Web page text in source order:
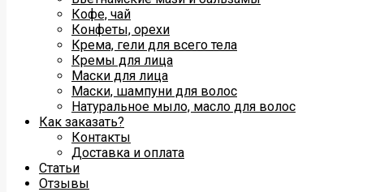
Кофе, чай
Конфеты, орехи
Крема, гели для всего тела
Кремы для лица
Маски для лица
Маски, шампуни для волос
Натуральное мыло, масло для волос
Как заказать?
Контакты
Доставка и оплата
Статьи
Отзывы